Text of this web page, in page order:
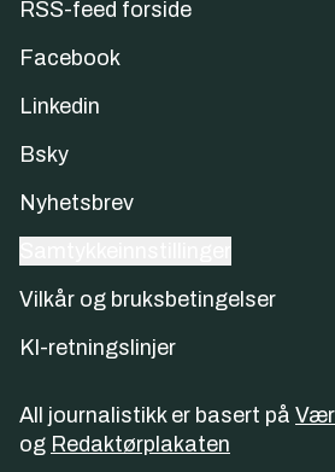
RSS-feed forside
Facebook
Linkedin
Bsky
Nyhetsbrev
Vilkår og bruksbetingelser
KI-retningslinjer
All journalistikk er basert på
og Redaktørplakaten